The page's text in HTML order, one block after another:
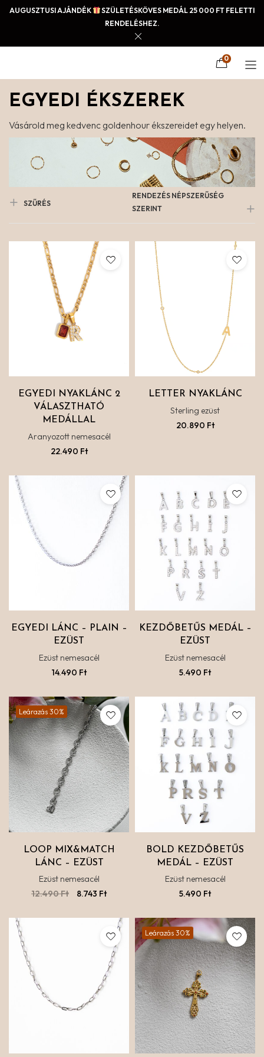
AUGUSZTUSI AJÁNDÉK
SZÜLETÉSKÖVES MEDÁL 25 000 FT FELETTI
RENDELÉSHEZ.
0
EGYEDI ÉKSZEREK
Vásárold meg kedvenc goldenhour ékszereidet egy helyen.
SZŰRÉS
RENDEZÉS NÉPSZERŰSÉG
SZERINT
EGYEDI NYAKLÁNC 2
VÁLASZTHATÓ
MEDÁLLAL
Aranyozott nemesacél
22.490 Ft
LETTER NYAKLÁNC
Sterling ezüst
20.890 Ft
EGYEDI LÁNC – PLAIN –
EZÜST
Ezüst nemesacél
14.490 Ft
KEZDŐBETŰS MEDÁL –
EZÜST
Ezüst nemesacél
5.490 Ft
Leárazás 30%
LOOP MIX&MATCH
LÁNC – EZÜST
Ezüst nemesacél
12.490Ft 8.743 Ft
BOLD KEZDŐBETŰS
MEDÁL – EZÜST
Ezüst nemesacél
5.490 Ft
Leárazás 30%